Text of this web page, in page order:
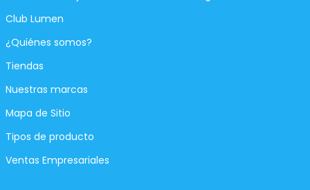
Club Lumen
¿Quiénes somos?
Tiendas
Nuestras marcas
Mapa de Sitio
Tipos de producto
Ventas Empresariales